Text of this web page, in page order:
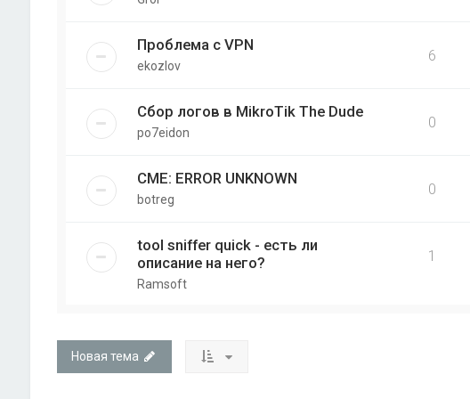
Проблема с VPN
ekozlov
6
Сбор логов в MikroTik The Dude
po7eidon
0
CME: ERROR UNKNOWN
botreg
0
tool sniffer quick - есть ли
описание на него?
Ramsoft
1
Новая тема